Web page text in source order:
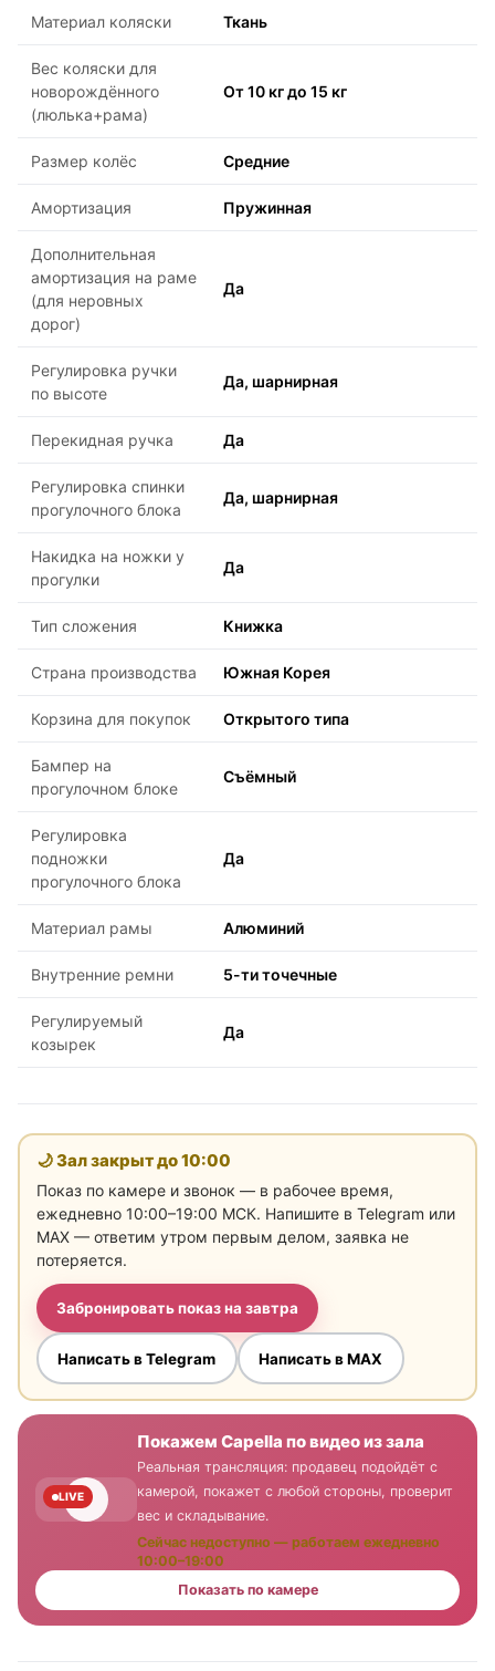
Материал коляски Ткань
Вес коляски для
новорождённого
(люлька+рама)
От 10 кг до 15 кг
Размер колёс Средние
Амортизация Пружинная
Дополнительная
амортизация на раме
(для неровных
дорог)
Да
Регулировка ручки
по высоте
Да, шарнирная
Перекидная ручка Да
Регулировка спинки
прогулочного блока
Да, шарнирная
Накидка на ножки у
прогулки
Да
Тип сложения Книжка
Страна производства Южная Корея
Корзина для покупок Открытого типа
Бампер на
прогулочном блоке
Съёмный
Регулировка
подножки
прогулочного блока
Да
Материал рамы Алюминий
Внутренние ремни 5-ти точечные
Регулируемый
козырек
Да
🌙 Зал закрыт до10:00
Показ по камере и звонок — в рабочее время,
ежедневно 10:00–19:00 МСК. Напишите в Telegram или
MAX — ответим утром первым делом, заявка не
потеряется.
Забронировать показ на завтра
Написать в Telegram Написать в MAX
LIVE
Покажем Capella по видео из зала
Реальная трансляция: продавец подойдёт с
камерой, покажет с любой стороны, проверит
вес и складывание.
Сейчас недоступно — работаем ежедневно
10:00–19:00
Показать по камере